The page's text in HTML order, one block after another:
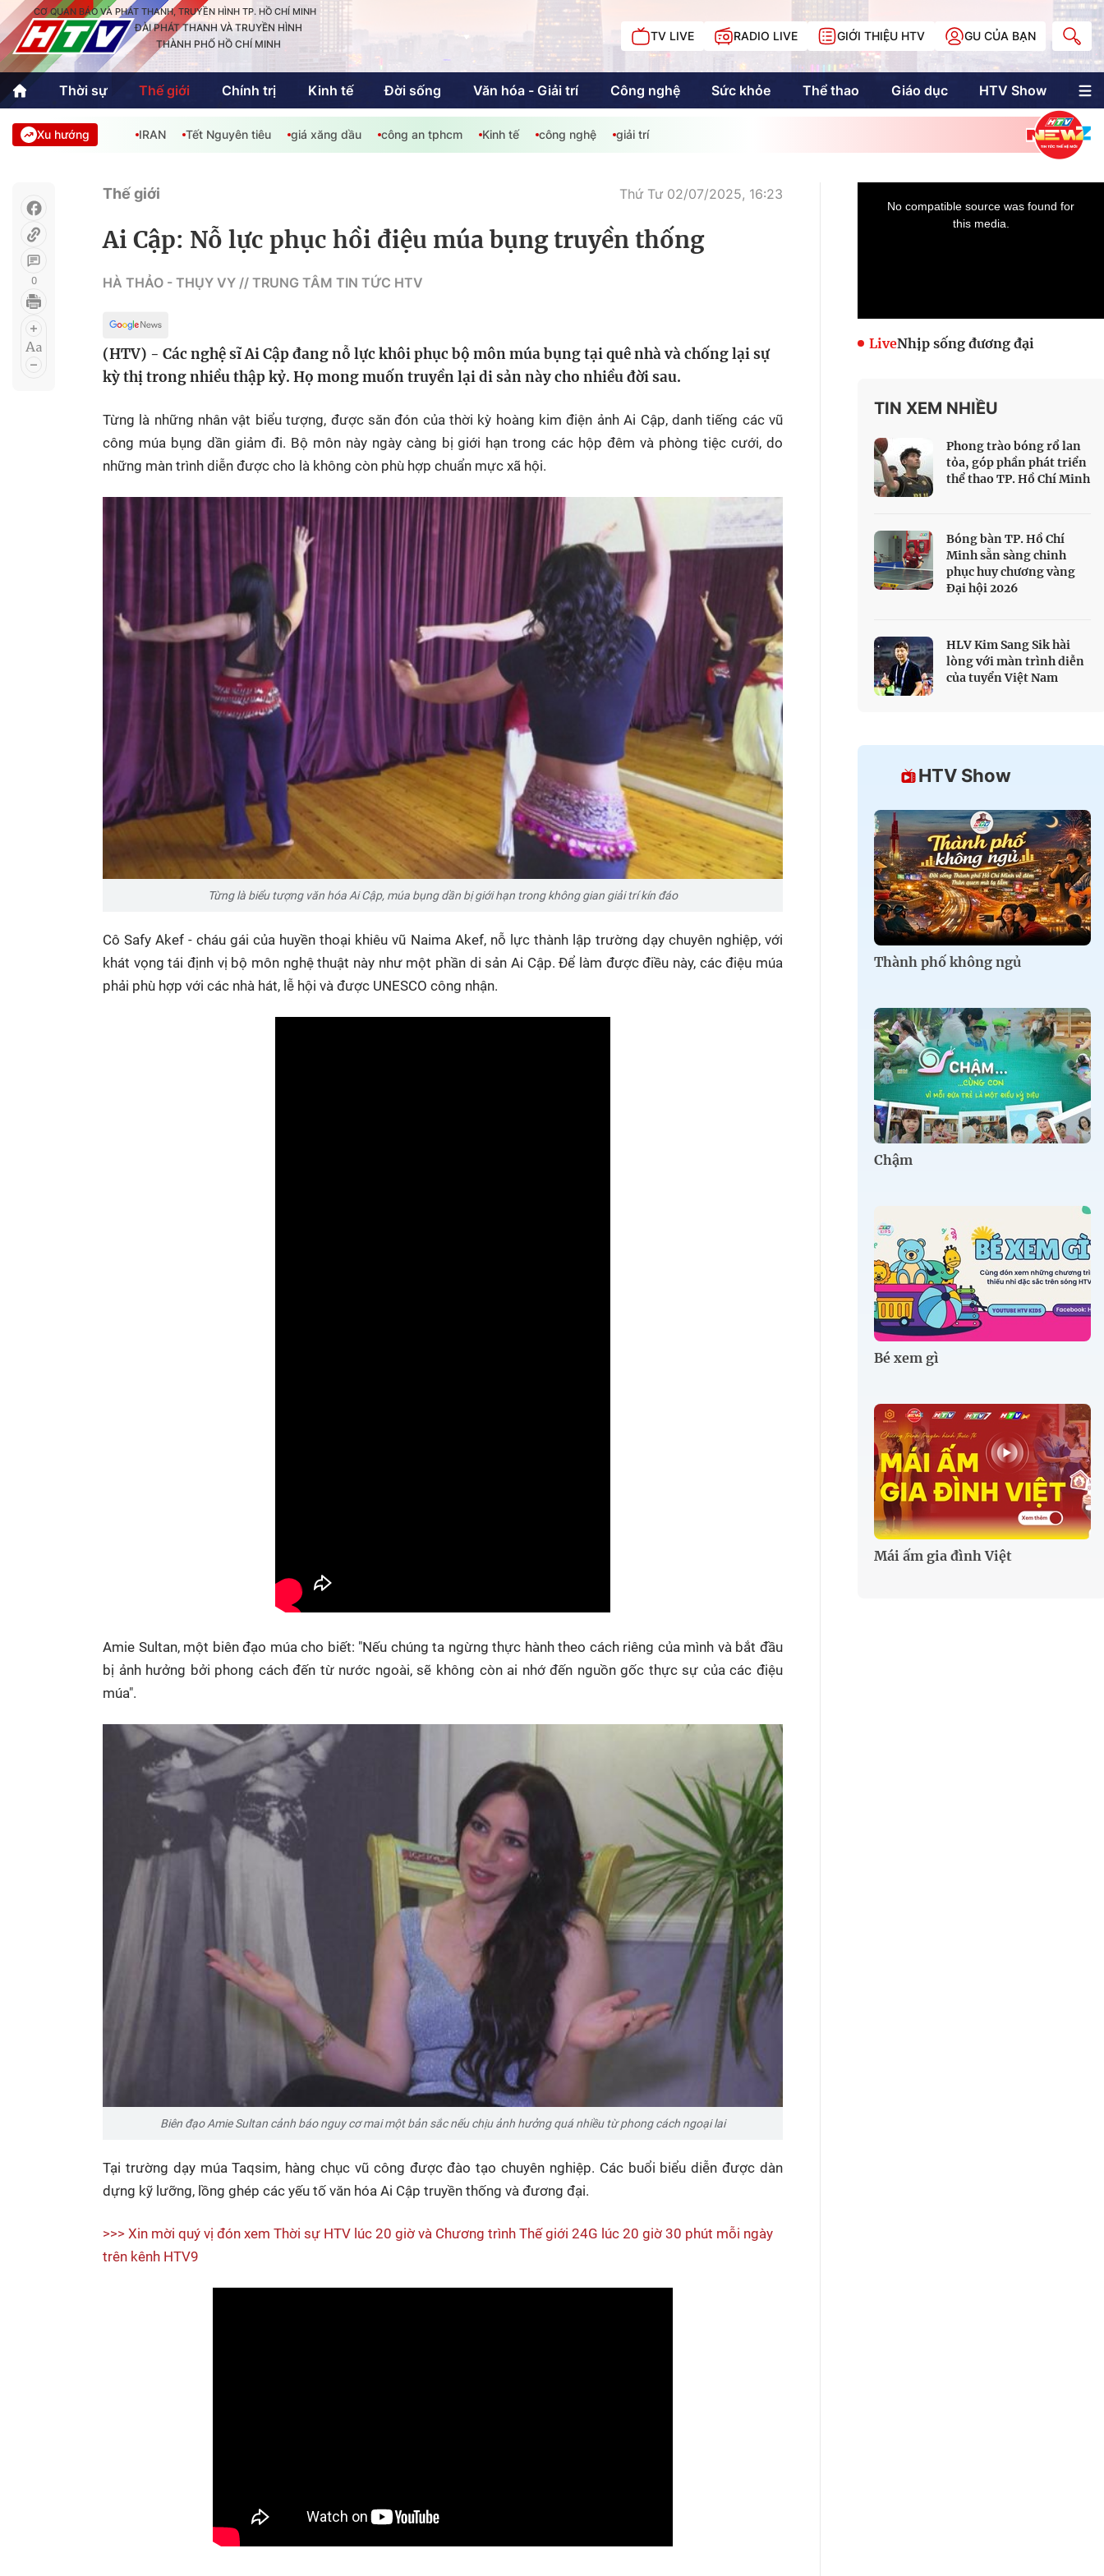
CƠ QUAN BÁO VÀ PHÁT THANH, TRUYỀN HÌNH TP. HỒ CHÍ MINH
ĐÀI PHÁT THANH VÀ TRUYỀN HÌNH
THÀNH PHỐ HỒ CHÍ MINH
TV LIVE RADIO LIVE GIỚI THIỆU HTV GU CỦA BẠN
Thời sự Thế giới Chính trị Kinh tế Đời sống Văn hóa - Giải trí Công nghệ Sức khỏe Thể thao Giáo dục HTV Show
Thời sự
Thể thao
Quốc tế
Văn hóa - Giải trí
Giáo dục Kinh tế
An Sinh
Công nghệ
Sự kiện quan tâm
Chuyên đề
Không gian văn hóa
Hồ Chí Minh
Chuyển đổi số
HTV Show
Thành phố không
ngủ
Chậm
Bé xem gì
Mái ấm gia đình
Việt
Các show khác
Các chương trình
khác
HTV Phim
Phim truyền hình
Phim tài liệu
HTV Sự kiện
Made By Vietnam
Ngày hội HTV
Chung một tấm
Cuộc đua xe đạp
Cúp Truyền hình
SEA Games 33
Multimedia
Multiform
Doanh nhân Sài
Gòn
Xu hướng IRAN Tết Nguyên tiêu giá xăng dầu công an tphcm Kinh tế công nghệ giải trí
0
Thế giới Thứ Tư 02/07/2025, 16:23
Ai Cập: Nỗ lực phục hồi điệu múa bụng truyền thống
HÀ THẢO - THỤY VY // TRUNG TÂM TIN TỨC HTV
(HTV) - Các nghệ sĩ Ai Cập đang nỗ lực khôi phục bộ môn múa bụng tại quê nhà và chống lại sự
kỳ thị trong nhiều thập kỷ. Họ mong muốn truyền lại di sản này cho nhiều đời sau.
Từng là những nhân vật biểu tượng, được săn đón của thời kỳ hoàng kim điện ảnh Ai Cập, danh tiếng các vũ
công múa bụng dần giảm đi. Bộ môn này ngày càng bị giới hạn trong các hộp đêm và phòng tiệc cưới, do
những màn trình diễn được cho là không còn phù hợp chuẩn mực xã hội.
Từng là biểu tượng văn hóa Ai Cập, múa bụng dần bị giới hạn trong không gian giải trí kín đáo
Cô Safy Akef - cháu gái của huyền thoại khiêu vũ Naima Akef, nỗ lực thành lập trường dạy chuyên nghiệp, với
khát vọng tái định vị bộ môn nghệ thuật này như một phần di sản Ai Cập. Để làm được điều này, các điệu múa
phải phù hợp với các nhà hát, lễ hội và được UNESCO công nhận.
Amie Sultan, một biên đạo múa cho biết: "Nếu chúng ta ngừng thực hành theo cách riêng của mình và bắt đầu
bị ảnh hưởng bởi phong cách đến từ nước ngoài, sẽ không còn ai nhớ đến nguồn gốc thực sự của các điệu
múa".
Biên đạo Amie Sultan cảnh báo nguy cơ mai một bản sắc nếu chịu ảnh hưởng quá nhiều từ phong cách ngoại lai
Tại trường dạy múa Taqsim, hàng chục vũ công được đào tạo chuyên nghiệp. Các buổi biểu diễn được dàn
dựng kỹ lưỡng, lồng ghép các yếu tố văn hóa Ai Cập truyền thống và đương đại.
>>> Xin mời quý vị đón xem Thời sự HTV lúc 20 giờ và Chương trình Thế giới 24G lúc 20 giờ 30 phút mỗi ngày
trên kênh HTV9
LiveNhịp sống đương đại
TIN XEM NHIỀU
Phong trào bóng rổ lan
tỏa, góp phần phát triển
thể thao TP. Hồ Chí Minh
Bóng bàn TP. Hồ Chí
Minh sẵn sàng chinh
phục huy chương vàng
Đại hội 2026
HLV Kim Sang Sik hài
lòng với màn trình diễn
của tuyển Việt Nam
HTV Show
Thành phố không ngủ
Chậm
Bé xem gì
Mái ấm gia đình Việt